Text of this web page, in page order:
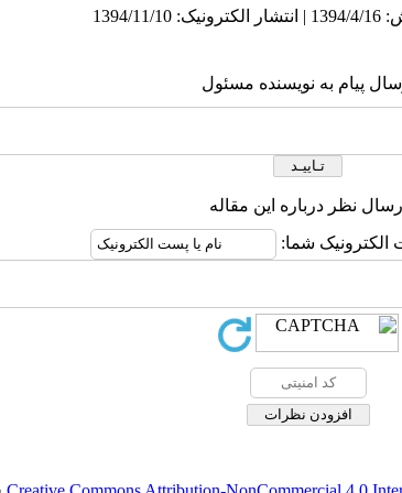
پیام به نویسنده مسئول
ارسال نظر درباره این مقاله
الکترونیک شما: